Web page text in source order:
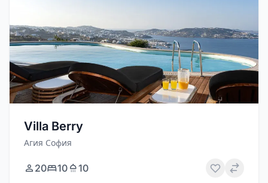
Villa Berry
Агия София
20 10 10